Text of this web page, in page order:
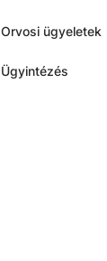
Orvosi ügyeletek
Ügyintézés